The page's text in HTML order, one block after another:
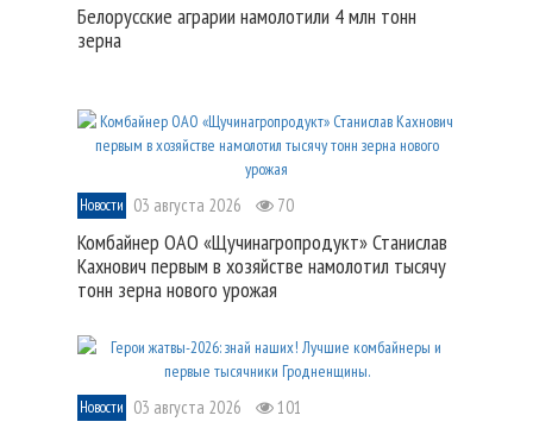
Белорусские аграрии намолотили 4 млн тонн
зерна
Новости 03 августа 2026 70
Комбайнер ОАО «Щучинагропродукт» Станислав
Кахнович первым в хозяйстве намолотил тысячу
тонн зерна нового урожая
Новости 03 августа 2026 101